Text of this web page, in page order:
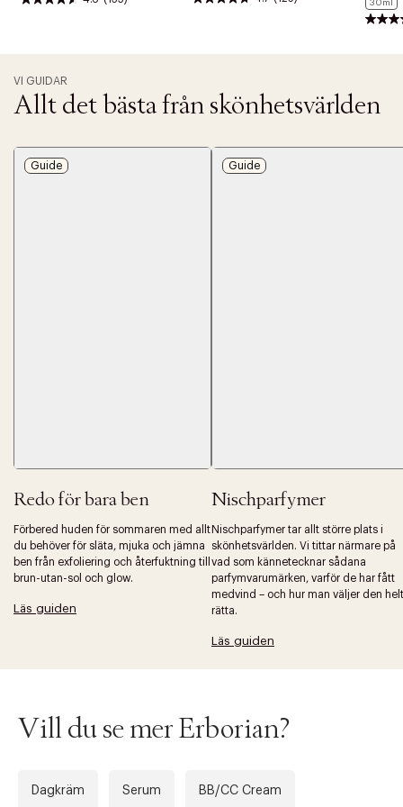
30ml
VI GUIDAR
Allt det bästa från skönhetsvärlden
Guide
Redo för bara ben
Förbered huden för sommaren med allt
du behöver för släta, mjuka och jämna
ben från exfoliering och återfuktning till
brun-utan-sol och glow.
Läs guiden
Guide
Nischparfymer
Nischparfymer tar allt större plats i
skönhetsvärlden. Vi tittar närmare på
vad som kännetecknar sådana
parfymvarumärken, varför de har fått
medvind – och hur man väljer den helt
rätta.
Läs guiden
Vill du se mer Erborian?
Dagkräm Serum BB/CC Cream